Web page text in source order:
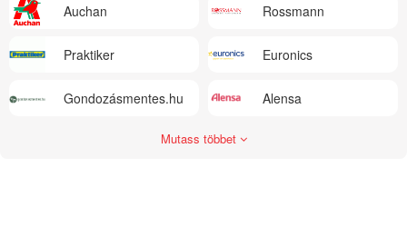
Auchan Rossmann
Praktiker Euronics
Gondozásmentes.hu Alensa
Mutass többet